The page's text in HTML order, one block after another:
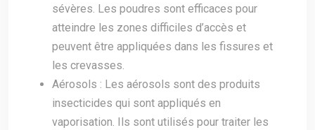
sévères. Les poudres sont efficaces pour
atteindre les zones difficiles d’accès et
peuvent être appliquées dans les fissures et
les crevasses.
Aérosols : Les aérosols sont des produits
insecticides qui sont appliqués en
vaporisation. Ils sont utilisés pour traiter les